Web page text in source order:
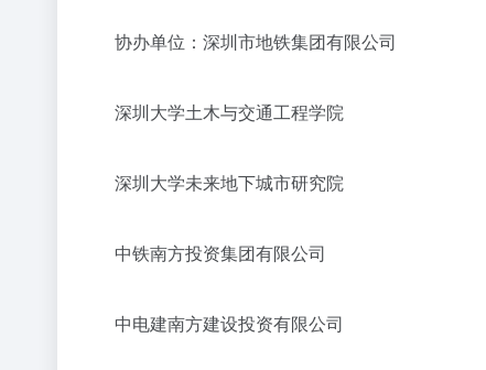
协办单位：深圳市地铁集团有限公司
深圳大学土木与交通工程学院
深圳大学未来地下城市研究院
中铁南方投资集团有限公司
中电建南方建设投资有限公司